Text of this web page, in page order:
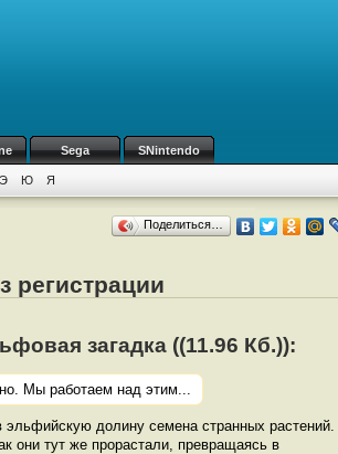
Sega SNintendo
Э Ю Я
Поделиться…
регистрации
загадка ((11.96 Кб.)):
Мы работаем над этим...
эльфийскую долину семена странных растений.
они тут же прорастали, превращаясь в